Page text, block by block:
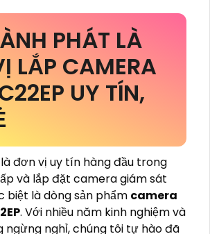
PHÁT LÀ
LẮP CAMERA
UY TÍN,
đơn vị uy tín hàng đầu trong
và lắp đặt camera giám sát
biệt là dòng sản phẩm camera
. Với nhiều năm kinh nghiệm và
ngừng nghỉ, chúng tôi tự hào đã